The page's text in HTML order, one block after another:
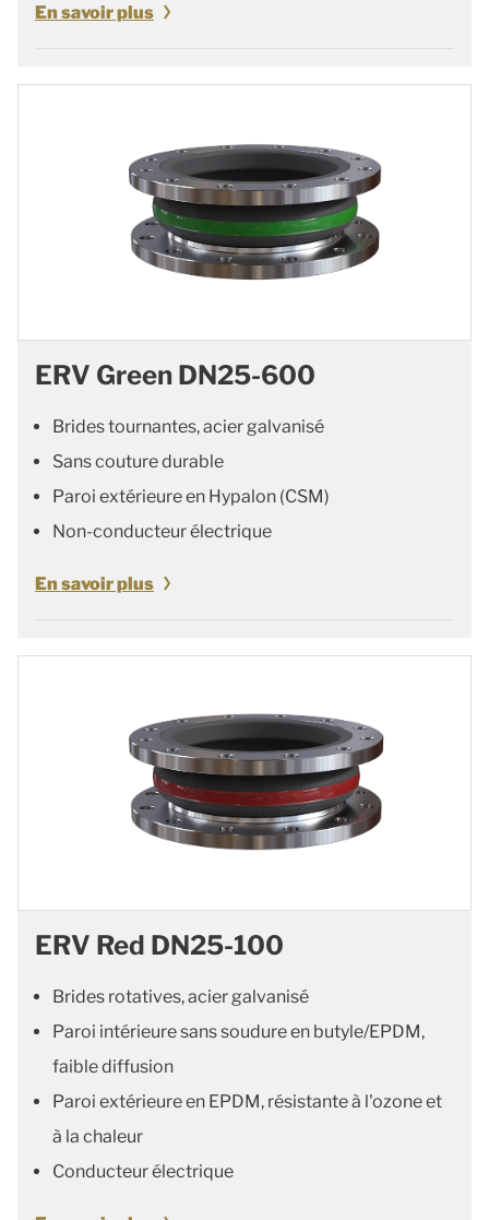
En savoir plus
ERV Green DN25-600
Brides tournantes, acier galvanisé
Sans couture durable
Paroi extérieure en Hypalon (CSM)
Non-conducteur électrique
En savoir plus
ERV Red DN25-100
Brides rotatives, acier galvanisé
Paroi intérieure sans soudure en butyle/EPDM,
faible diffusion
Paroi extérieure en EPDM, résistante à l'ozone et
à la chaleur
Conducteur électrique